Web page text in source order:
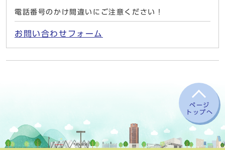
電話番号のかけ間違いにご注意ください！
お問い合わせフォーム
ページ
トップへ